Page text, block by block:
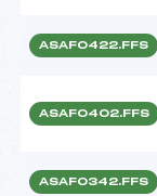
ASAF0422.FFS
ASAF0402.FFS
ASAF0342.FFS